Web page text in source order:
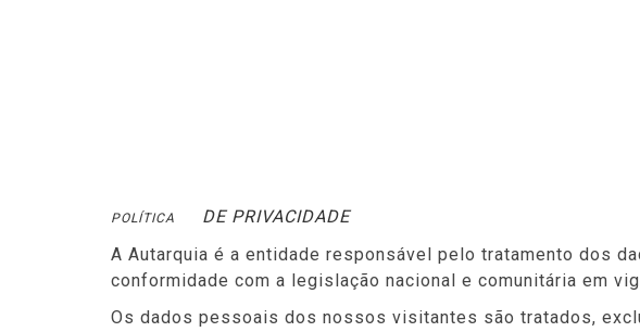
POLÍTICA
DE PRIVACIDADE
A Autarquia é a entidade responsável pelo tratamento dos
conformidade com a legislação nacional e comunitária em
Os dados pessoais dos nossos visitantes são tratados,